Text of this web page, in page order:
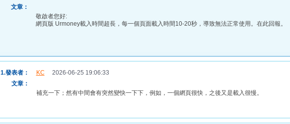
文章：
敬啟者您好:
網頁版 Urmoney載入時間超長，每一個頁面載入時間10-20秒，導致無法正常使用。在此回報。
1.發表者： KC 2026-06-25 19:06:33
文章：
補充一下；然有中間會有突然變快一下下，例如，一個網頁很快，之後又是載入很慢。